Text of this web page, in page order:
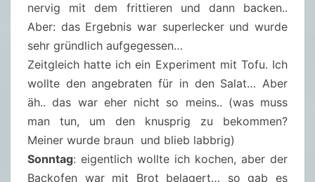
nervig mit dem frittieren und dann backen..
Aber: das Ergebnis war superlecker und wurde
sehr gründlich aufgegessen…
Zeitgleich hatte ich ein Experiment mit Tofu. Ich
wollte den angebraten für in den Salat… Aber
äh.. das war eher nicht so meins.. (was muss
man tun, um den knusprig zu bekommen?
Meiner wurde braun und blieb labbrig)
Sonntag: eigentlich wollte ich kochen, aber der
Backofen war mit Brot belagert… so gab es